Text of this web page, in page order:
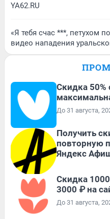
YA62.RU
«Я тебя счас ***, петухом
видео нападения
Скидка 50%
До 31 августа,
Получить
повторную
Яндекс
Скидка
3000 ₽ на
До 31 августа,